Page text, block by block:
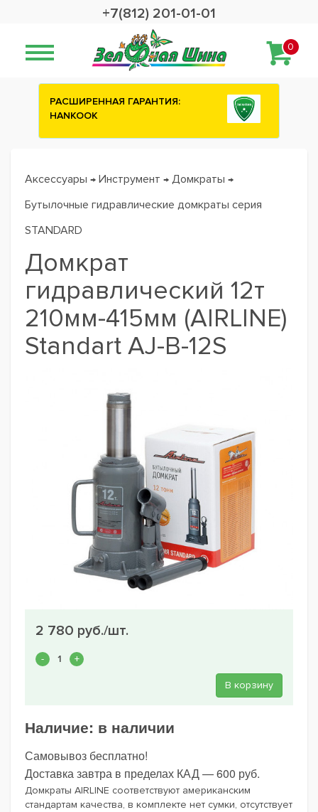
+7(812) 201-01-01
0
РАСШИРЕННАЯ ГАРАНТИЯ:
HANKOOK
Аксессуары → Инструмент → Домкраты →
Бутылочные гидравлические домкраты серия
STANDARD
Домкрат
гидравлический 12т
210мм-415мм (AIRLINE)
Standart AJ-B-12S
2 780 руб./шт.
В корзину
Наличие: в наличии
Самовывоз бесплатно!
Доставка завтра в пределах КАД — 600 руб.
Домкраты AIRLINE соответствуют американским
стандартам качества, в комплекте нет сумки, отсутствует